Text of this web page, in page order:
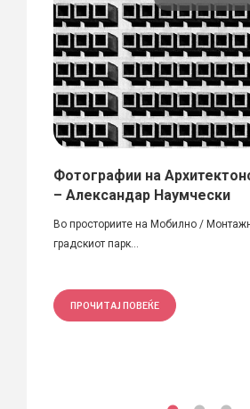
Фотографии на
– Александар Наумчески
Во просториите на Мобилно /
градскиот парк...
ПРОЧИТАЈ ПОВЕЌЕ